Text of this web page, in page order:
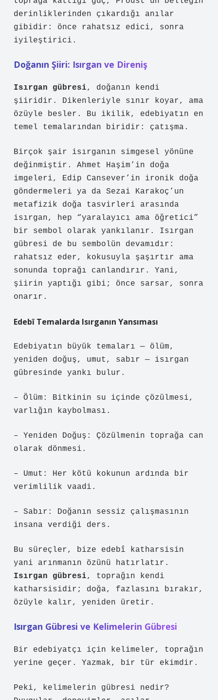
derinliklerinden çıkardığı anılar
gibidir: önce rahatsız edici, sonra
iyileştirici.
Doğanın Şiiri: Isırgan ve Direniş
Isırgan gübresi, doğanın kendi
şiiridir. Dikenleriyle sınır koyar, ama
özüyle besler. Bu ikilik, edebiyatın en
temel temalarından biridir: çatışma.
Birçok şair isırganın simgesel yönüne
değinmiştir. Ahmet Haşim’in doğa
imgeleri, Edip Cansever’in ironik doğa
göndermeleri ya da Sezai Karakoç’un
metafizik doğa tasvirleri arasında
isırgan, hep “yaralayıcı ama öğretici”
bir sembol olarak yankılanır. Isırgan
gübresi de bu sembolün devamıdır:
rahatsız eder, kokusuyla şaşırtır ama
sonunda toprağı canlandırır. Yani,
şiirin yaptığı gibi; önce sarsar, sonra
onarır.
Edebî Temalarda Isırganın Yansıması
Edebiyatın büyük temaları — ölüm,
yeniden doğuş, umut, sabır — isırgan
gübresinde yankı bulur.
– Ölüm: Bitkinin su içinde çözülmesi,
varlığın kaybolması.
– Yeniden Doğuş: Çözülmenin toprağa can
olarak dönmesi.
– Umut: Her kötü kokunun ardında bir
verimlilik vaadi.
– Sabır: Doğanın sessiz çalışmasının
insana verdiği ders.
Bu süreçler, bize edebî katharsisin
yani arınmanın özünü hatırlatır.
Isırgan gübresi, toprağın kendi
katharsisidir; doğa, fazlasını bırakır,
özüyle kalır, yeniden üretir.
Isırgan Gübresi ve Kelimelerin Gübresi
Bir edebiyatçı için kelimeler, toprağın
yerine geçer. Yazmak, bir tür ekimdir.
Peki, kelimelerin gübresi nedir?